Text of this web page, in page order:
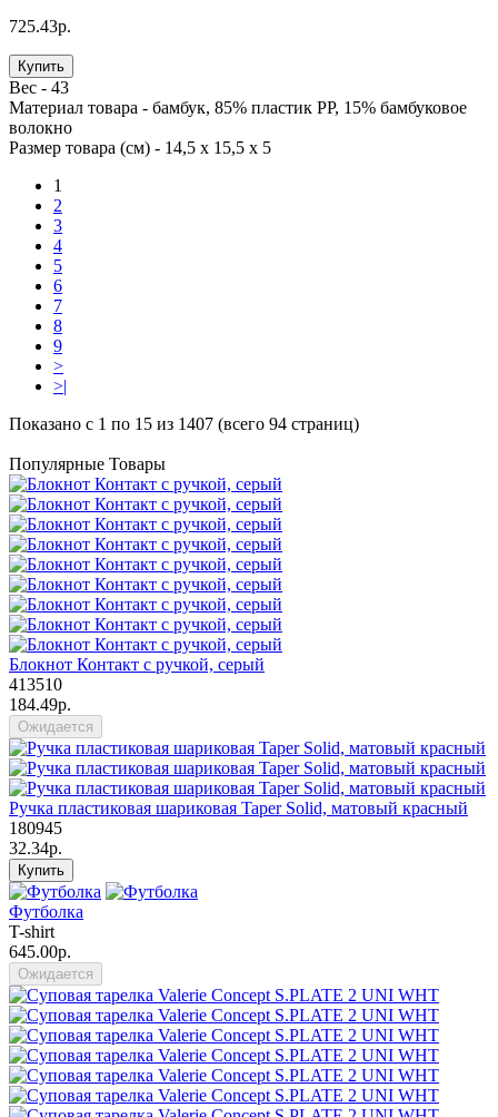
725.43р.
Купить
Вес - 43
Материал товара - бамбук, 85% пластик PP, 15% бамбуковое
волокно
Размер товара (см) - 14,5 х 15,5 х 5
1
2
3
4
5
6
7
8
9
>
>|
Показано с 1 по 15 из 1407 (всего 94 страниц)
Популярные Товары
Блокнот Контакт с ручкой, серый
413510
184.49р.
Ожидается
Ручка пластиковая шариковая Taper Solid, матовый красный
180945
32.34р.
Купить
Футболка
T-shirt
645.00р.
Ожидается